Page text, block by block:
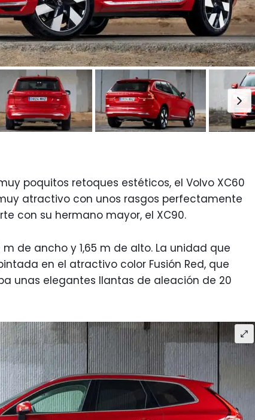
poquitos retoques estéticos, el Volvo XC60
atractivo con unos rasgos perfectamente
con su hermano mayor, el XC90.
m de ancho y 1,65 m de alto. La unidad que
en el atractivo color Fusión Red, que
unas elegantes llantas de aleación de 20